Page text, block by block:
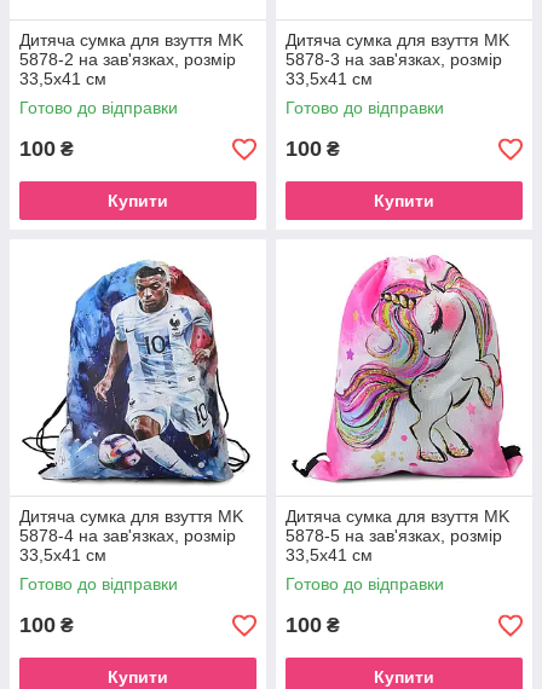
Дитяча сумка для взуття MK
5878-2 на зав'язках, розмір
33,5х41 см
Готово до відправки
100 ₴
Купити
Дитяча сумка для взуття MK
5878-3 на зав'язках, розмір
33,5х41 см
Готово до відправки
100 ₴
Купити
Дитяча сумка для взуття MK
5878-4 на зав'язках, розмір
33,5х41 см
Готово до відправки
100 ₴
Купити
Дитяча сумка для взуття MK
5878-5 на зав'язках, розмір
33,5х41 см
Готово до відправки
100 ₴
Купити